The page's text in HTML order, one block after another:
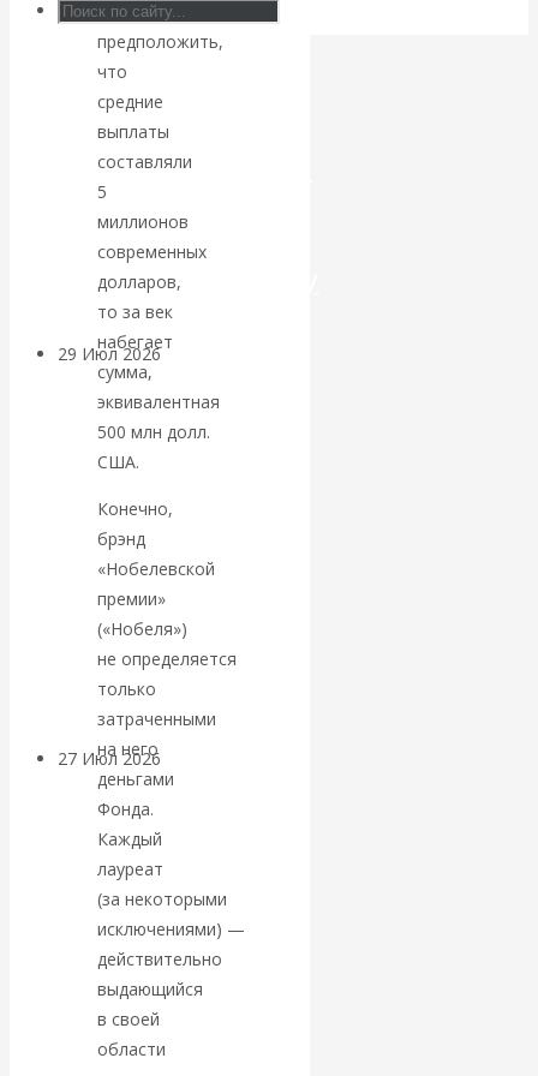
Искусственный
интеллект —
революционный
переход к
посткапитализму
29 Июл 2026Мировая
финансовая олигархия
Валентин
Катасонов.
«Мировые
ростовщики»:
вчера и сегодня
27 Июл 2026
валютная система
Валентин
КАтасонов.
«МЕТОД
ОТМЫВАНИЯ
если
предположить,
что
средние
выплаты
составляли
5
миллионов
современных
долларов,
то за век
набегает
сумма,
эквивалентная
500 млн долл.
США.
Конечно,
брэнд
«Нобелевской
премии»
(«Нобеля»)
не определяется
только
затраченными
на него
деньгами
Фонда.
Каждый
лауреат
(за некоторыми
исключениями) —
действительно
выдающийся
в своей
области